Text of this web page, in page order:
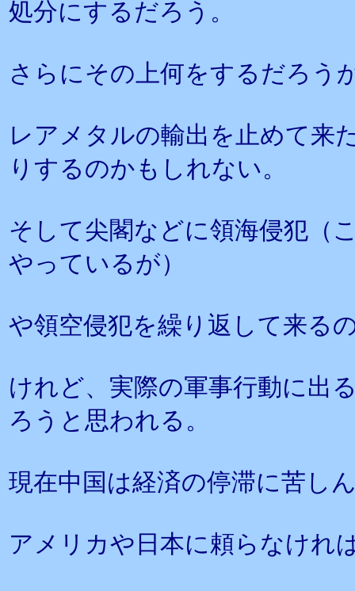
処分にするだろう。
さらにその上何をするだろう
レアメタルの輸出を止めて来
りするのかもしれない。
そして尖閣などに領海侵犯（
やっているが）
や領空侵犯を繰り返して来る
けれど、実際の軍事行動に出
ろうと思われる。
現在中国は経済の停滞に苦し
アメリカや日本に頼らなけれ